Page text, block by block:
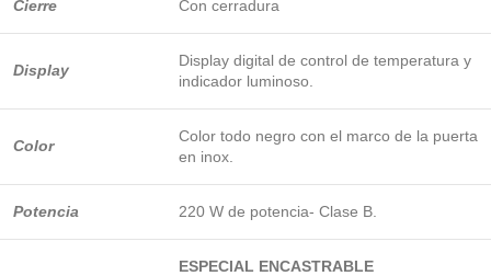
Cierre Con cerradura
Display
Display digital de control de temperatura y
indicador luminoso.
Color
Color todo negro con el marco de la puerta
en inox.
Potencia 220 W de potencia- Clase B.
ESPECIAL ENCASTRABLE